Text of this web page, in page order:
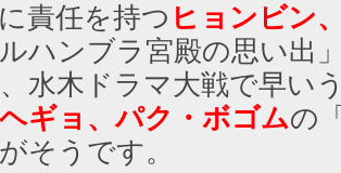
責任を持つ ヒョンビン
ルハンブラ宮殿の思い出
水木ドラマ大戦で早い
ギョ、パク・ボゴムの
そうです。